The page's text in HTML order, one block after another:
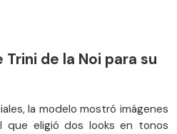
de la Noi para su
la modelo mostró imágenes
que eligió dos looks en tonos